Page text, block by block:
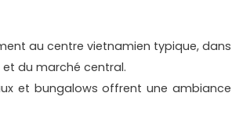
au centre vietnamien typique, dans
du marché central.
et bungalows offrent une ambiance